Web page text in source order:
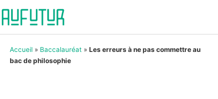
Accueil » Baccalauréat » Les erreurs à ne pas commettre au
bac de philosophie